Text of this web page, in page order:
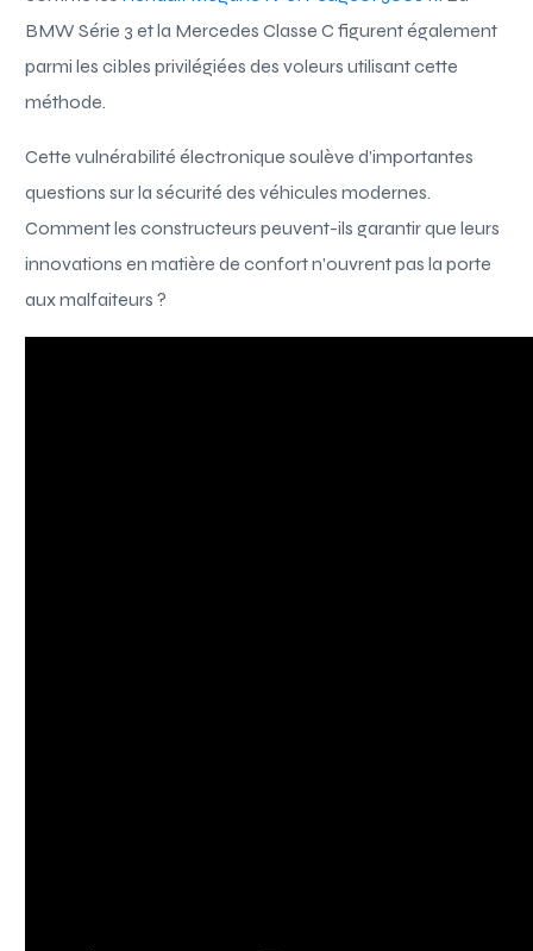
BMW Série 3 et la Mercedes Classe C figurent également
parmi les cibles privilégiées des voleurs utilisant cette
méthode.
Cette vulnérabilité électronique soulève d’importantes
questions sur la sécurité des véhicules modernes.
Comment les constructeurs peuvent-ils garantir que leurs
innovations en matière de confort n’ouvrent pas la porte
aux malfaiteurs ?